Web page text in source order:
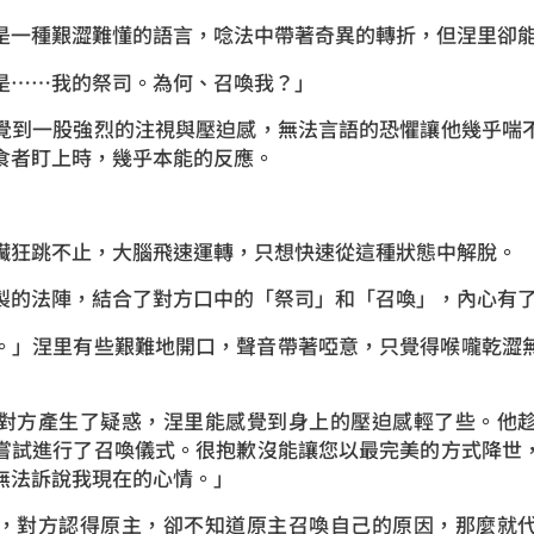
一種艱澀難懂的語言，唸法中帶著奇異的轉折，但涅里卻
我的祭司。為何、召喚我？」
到一股強烈的注視與壓迫感，無法言語的恐懼讓他幾乎喘
盯上時，幾乎本能的反應。
跳不止，大腦飛速運轉，只想快速從這種狀態中解脫。
的法陣，結合了對方口中的「祭司」和「召喚」，內心有
涅里有些艱難地開口，聲音帶著啞意，只覺得喉嚨乾澀
方產生了疑惑，涅里能感覺到身上的壓迫感輕了些。他
試進行了召喚儀式。很抱歉沒能讓您以最完美的方式降世
訴說我現在的心情。」
對方認得原主，卻不知道原主召喚自己的原因，那麼就